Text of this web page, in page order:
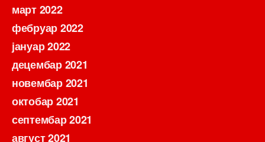
март 2022
фебруар 2022
јануар 2022
децембар 2021
новембар 2021
октобар 2021
септембар 2021
август 2021